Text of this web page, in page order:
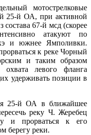
мотострелковые
25-й ОА, при активной
67-й мсд (скорее
атакуют по
и южнее Ямполивки.
к реке Чорный
и таким образом
охвата левого фланга
удерживать позиции в
25-й ОА в ближайшее
реку Ч. Жеребец
и прорваться к его
берегу реки.